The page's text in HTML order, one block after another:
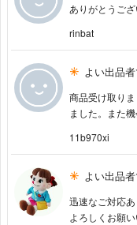
ありがとうご
rinbat
よい出品
商品受け取り
ました。また
11b970xi
よい出品
迅速なご対応
よろしくお願い